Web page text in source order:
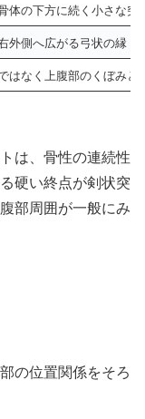
体の下方に続く小さな突
外側へ広がる弓状の縁
はなく上腹部のくぼみと
は、骨性の連続性
硬い終点が剣状突
部周囲が一般にみ
の位置関係をそろ